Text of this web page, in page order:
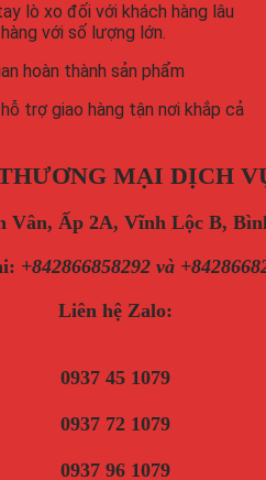
lò xo đối với khách hàng lâu
với số lượng lớn.
hoàn thành sản phẩm
trợ giao hàng tận nơi khắp cả
MẠI DỊCH
Vân, Ấp 2A, Vĩnh Lộc B,
: +842866858292 và
Liên hệ Zalo:
0937 45 1079
0937 72 1079
0937 96 1079